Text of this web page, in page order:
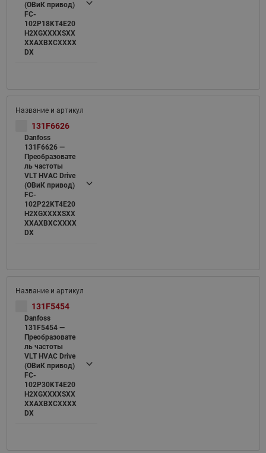
(ОВиК привод)
FC-
102P18KT4E20
H2XGXXXXSXX
XXAXBXCXXXX
DX
131F6626
Danfoss
131F6626 —
Преобразовате
ль частоты
VLT HVAC Drive
(ОВиК привод)
FC-
102P22KT4E20
H2XGXXXXSXX
XXAXBXCXXXX
DX
131F5454
Danfoss
131F5454 —
Преобразовате
ль частоты
VLT HVAC Drive
(ОВиК привод)
FC-
102P30KT4E20
H2XGXXXXSXX
XXAXBXCXXXX
DX